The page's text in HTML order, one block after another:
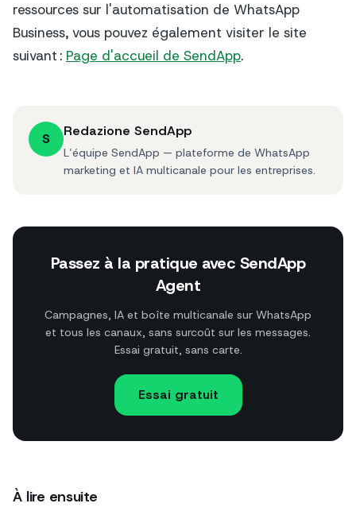
ressources sur l'automatisation de WhatsApp
Business, vous pouvez également visiter le site
suivant : Page d'accueil de SendApp.
S Redazione SendApp
L’équipe SendApp — plateforme de WhatsApp
marketing et IA multicanale pour les entreprises.
Passez à la pratique avec SendApp
Agent
Campagnes, IA et boîte multicanale sur WhatsApp
et tous les canaux, sans surcoût sur les messages.
Essai gratuit, sans carte.
Essai gratuit
À lire ensuite